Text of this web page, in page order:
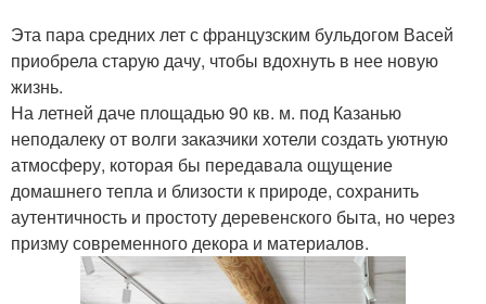
Эта пара средних лет с французским бульдогом Васей
приобрела старую дачу, чтобы вдохнуть в нее новую
жизнь.
На летней даче площадью 90 кв. м. под Казанью
неподалеку от волги заказчики хотели создать уютную
атмосферу, которая бы передавала ощущение
домашнего тепла и близости к природе, сохранить
аутентичность и простоту деревенского быта, но через
призму современного декора и материалов.